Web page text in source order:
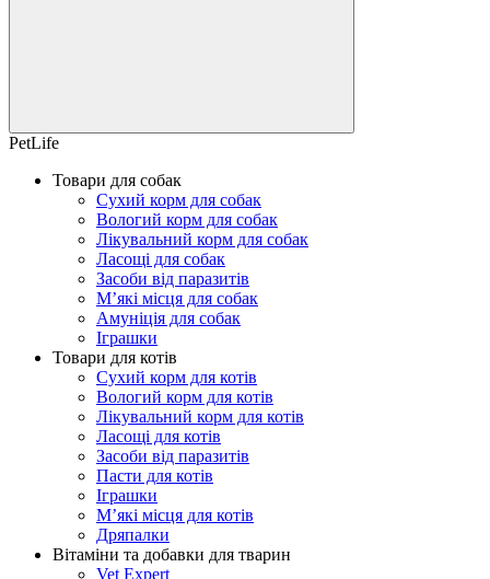
PetLife
Товари для собак
Сухий корм для собак
Вологий корм для собак
Лікувальний корм для собак
Ласощі для собак
Засоби від паразитів
М’які місця для собак
Амуніція для собак
Іграшки
Товари для котів
Сухий корм для котів
Вологий корм для котів
Лікувальний корм для котів
Ласощі для котів
Засоби від паразитів
Пасти для котів
Іграшки
М’які місця для котів
Дряпалки
Вітаміни та добавки для тварин
Vet Expert